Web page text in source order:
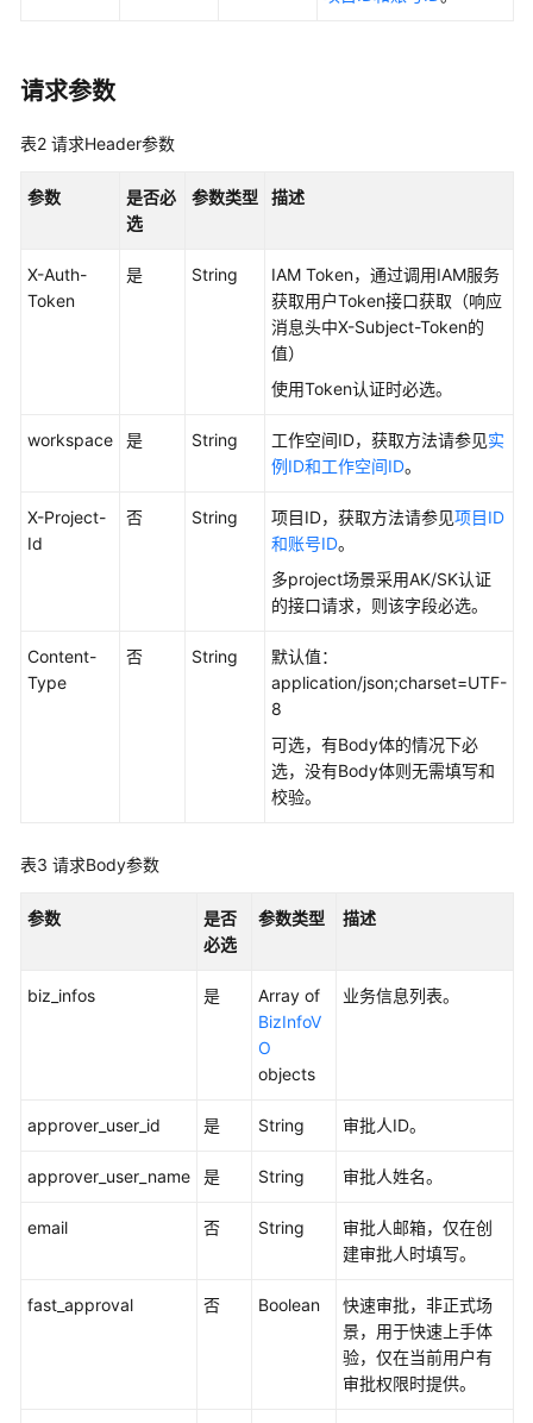
佳
践
参
考
必
API
成
开
据
发
中
请求参数
表2 请求Header参数
参数
是否必
选
参数类型 描述
X-Auth-
Token
是 String
IAM Token，通过调用IAM服务
获取用户Token接口获取（响应
消息头中X-Subject-Token的
值）
使用Token认证时必选。
workspace 是 String 工作空间ID，获取方法请参见实
例ID和工作空间ID。
X-Project-
Id
否 String 项目ID，获取方法请参见项目ID
和账号ID。
多project场景采用AK/SK认证
的接口请求，则该字段必选。
Content-
Type
否 String
默认值：
application/json;charset=UTF-
8
可选，有Body体的情况下必
选，没有Body体则无需填写和
校验。
表3 请求Body参数
参数
是否
必选
参数类型 描述
biz_infos 是
Array of
BizInfoV
O
objects
业务信息列表。
approver_user_id 是 String 审批人ID。
approver_user_name 是 String 审批人姓名。
email 否 String
审批人邮箱，仅在创
建审批人时填写。
fast_approval 否 Boolean
快速审批，非正式场
景，用于快速上手体
验，仅在当前用户有
审批权限时提供。